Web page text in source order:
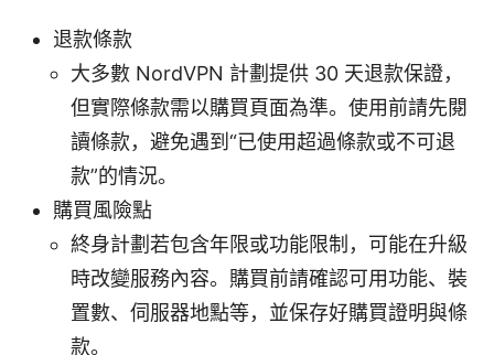
退款條款
大多數 NordVPN 計劃提供 30 天退款保證，
但實際條款需以購買頁面為準。使用前請先閱
讀條款，避免遇到“已使用超過條款或不可退
款”的情況。
購買風險點
終身計劃若包含年限或功能限制，可能在升級
時改變服務內容。購買前請確認可用功能、裝
置數、伺服器地點等，並保存好購買證明與條
款。